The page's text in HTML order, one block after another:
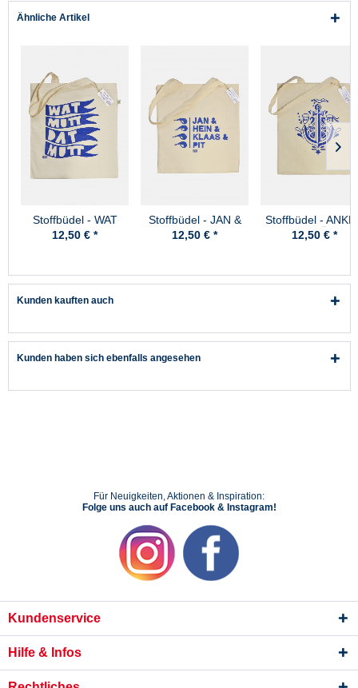
Ähnliche Artikel
Stoffbüdel - WAT
MUTT DAT MUTT
12,50 € *
Stoffbüdel - JAN &
HEIN & KLAAS & PIT
12,50 € *
Stoffbüdel -
& GEDÖNS
12,50 € *
Kunden kauften auch
Kunden haben sich ebenfalls angesehen
Für Neuigkeiten, Aktionen & Inspiration:
Folge uns auch auf Facebook & Instagram!
Kundenservice
Hilfe & Infos